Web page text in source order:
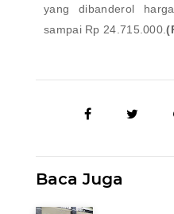
yang dibanderol
sampai Rp 24.715.000.
Baca Juga